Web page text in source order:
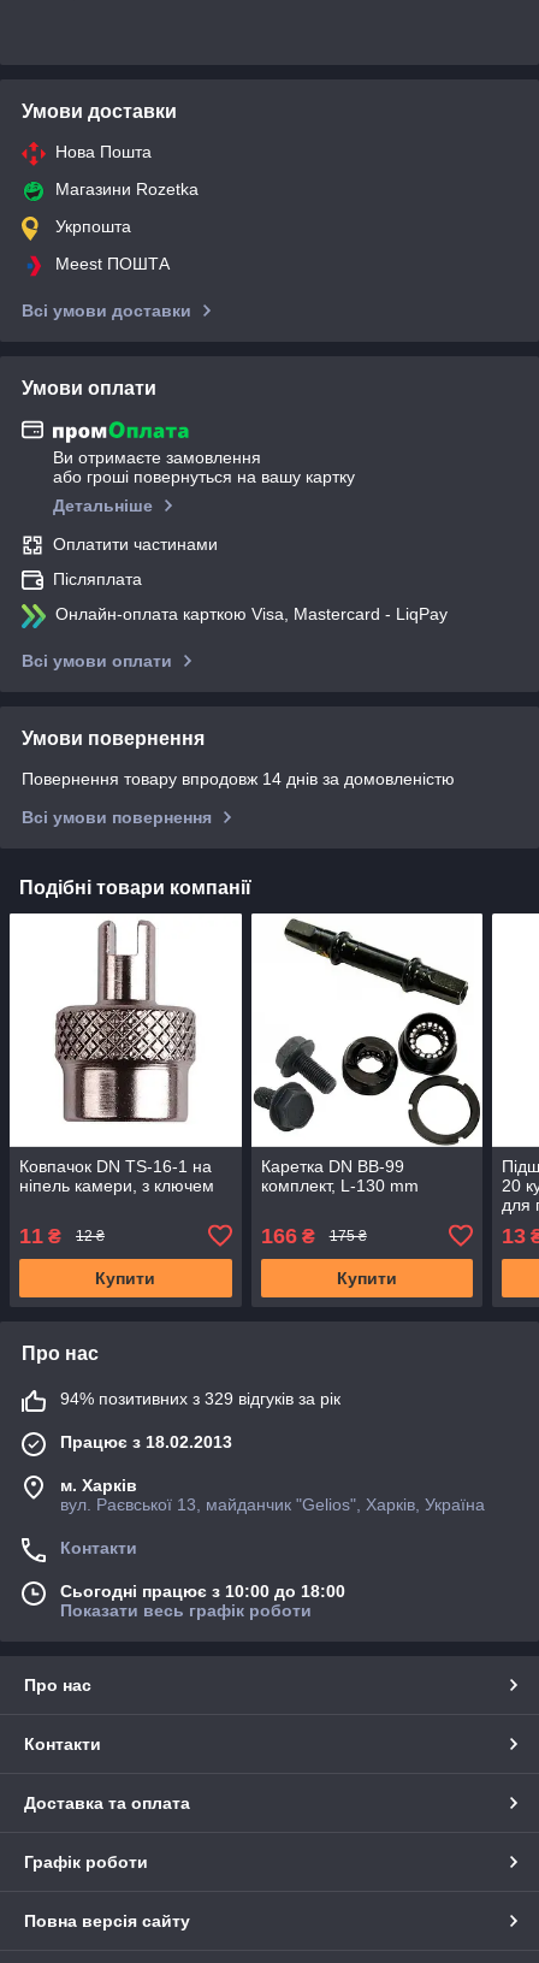
Умови доставки
Нова Пошта
Магазини Rozetka
Укрпошта
Meest ПОШТА
Всі умови доставки
Умови оплати
Ви отримаєте замовлення
або гроші повернуться на вашу картку
Детальніше
Оплатити частинами
Післяплата
Онлайн-оплата карткою Visa, Mastercard - LiqPay
Всі умови оплати
Умови повернення
Повернення товару впродовж 14 днів за домовленістю
Всі умови повернення
Подібні товари компанії
Ковпачок DN TS-16-1 на
ніпель камери, з ключем
11 ₴ 12 ₴
Купити
Каретка DN BB-99
комплект, L-130 mm
166₴ 175 ₴
Купити
20
для
13
Про нас
94% позитивних з 329 відгуків за рік
Працює з 18.02.2013
м. Харків
вул. Раєвської 13, майданчик "Gelios", Харків, Україна
Контакти
Сьогодні працює з 10:00 до 18:00
Показати весь графік роботи
Про нас
Контакти
Доставка та оплата
Графік роботи
Повна версія сайту